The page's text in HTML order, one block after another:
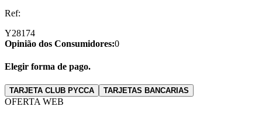
Ref:
Y28174
Opinião dos Consumidores:0
Elegir forma de pago.
TARJETA CLUB PYCCA TARJETAS BANCARIAS
OFERTA WEB